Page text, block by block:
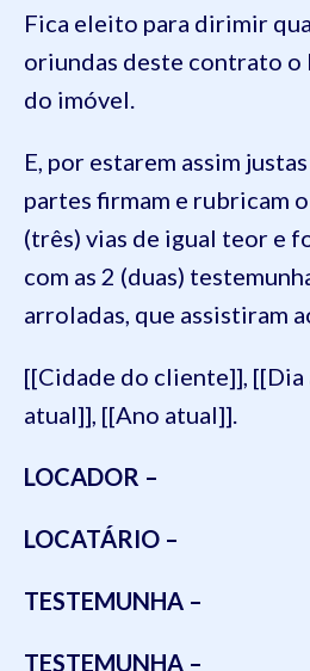
Fica eleito para dirimir
oriundas deste contrato o
do imóvel.
E, por estarem assim
partes firmam e rubricam
(três) vias de igual teor e
com as 2 (duas)
arroladas, que assistiram
[[Cidade do cliente]], [[Dia
atual]], [[Ano atual]].
LOCADOR –
LOCATÁRIO –
TESTEMUNHA –
TESTEMUNHA –